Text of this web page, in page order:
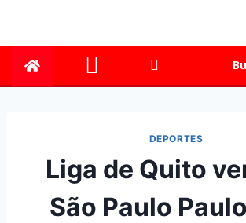
DEPORTES
Liga de Quito
São Paulo